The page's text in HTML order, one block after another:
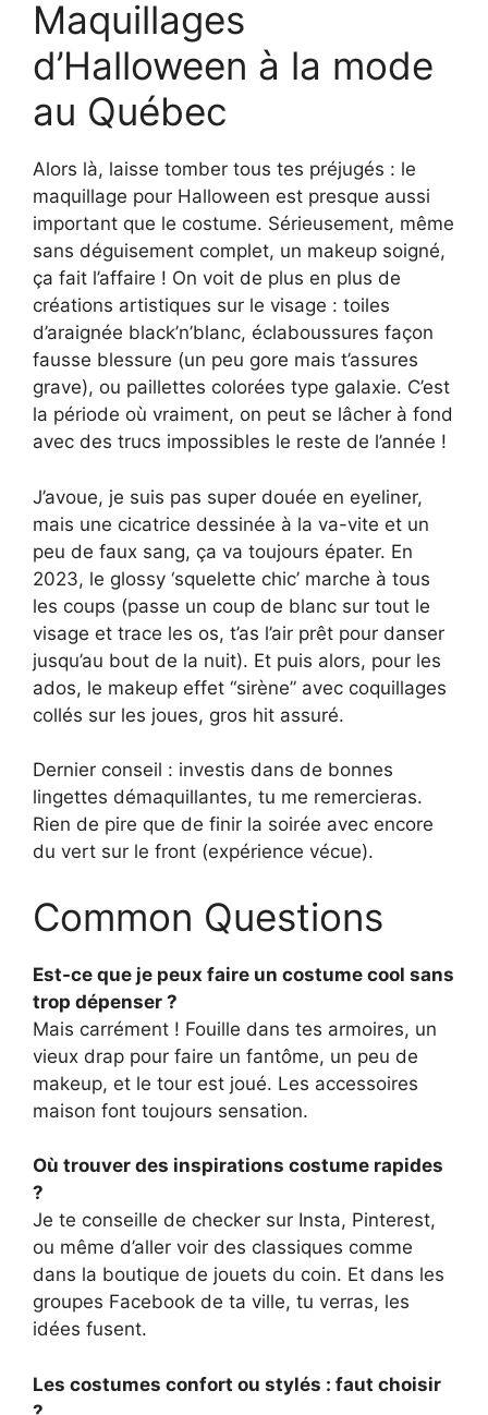
Maquillages
d’Halloween à la mode
au Québec
Alors là, laisse tomber tous tes préjugés : le
maquillage pour Halloween est presque aussi
important que le costume. Sérieusement, même
sans déguisement complet, un makeup soigné,
ça fait l’affaire ! On voit de plus en plus de
créations artistiques sur le visage : toiles
d’araignée black’n’blanc, éclaboussures façon
fausse blessure (un peu gore mais t’assures
grave), ou paillettes colorées type galaxie. C’est
la période où vraiment, on peut se lâcher à fond
avec des trucs impossibles le reste de l’année !
J’avoue, je suis pas super douée en eyeliner,
mais une cicatrice dessinée à la va-vite et un
peu de faux sang, ça va toujours épater. En
2023, le glossy ‘squelette chic’ marche à tous
les coups (passe un coup de blanc sur tout le
visage et trace les os, t’as l’air prêt pour danser
jusqu’au bout de la nuit). Et puis alors, pour les
ados, le makeup effet “sirène” avec coquillages
collés sur les joues, gros hit assuré.
Dernier conseil : investis dans de bonnes
lingettes démaquillantes, tu me remercieras.
Rien de pire que de finir la soirée avec encore
du vert sur le front (expérience vécue).
Common Questions
Est-ce que je peux faire un costume cool sans
trop dépenser ?
Mais carrément ! Fouille dans tes armoires, un
vieux drap pour faire un fantôme, un peu de
makeup, et le tour est joué. Les accessoires
maison font toujours sensation.
Où trouver des inspirations costume rapides
?
Je te conseille de checker sur Insta, Pinterest,
ou même d’aller voir des classiques comme
dans la boutique de jouets du coin. Et dans les
groupes Facebook de ta ville, tu verras, les
idées fusent.
Les costumes confort ou stylés : faut choisir